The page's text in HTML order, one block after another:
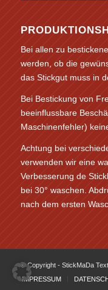
Bei allen zu
werden, ob die
das Stickgut muss in
Bei Bestickung von
beeinflussbare
Maschinenfehler)
Achtung bei
verwenden wir eine
Verbesserung de
bei 30° waschen.
nach dem ersten
© Copyright - StickMaDa
IMPRESSUM